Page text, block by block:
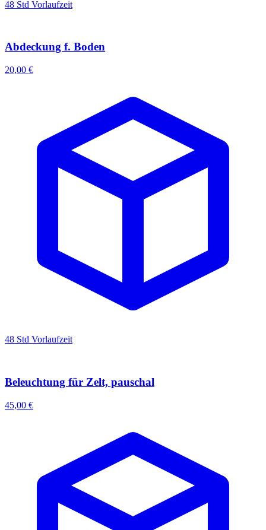
48 Std Vorlaufzeit
Abdeckung f. Boden
20,00 €
48 Std Vorlaufzeit
Beleuchtung für Zelt, pauschal
45,00 €